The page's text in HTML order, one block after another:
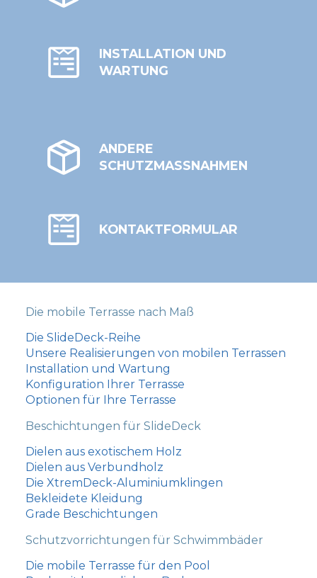
INSTALLATION UND
WARTUNG
ANDERE
SCHUTZMASSNAHMEN
KONTAKTFORMULAR
Die mobile Terrasse nach Maß
Die SlideDeck-Reihe
Unsere Realisierungen von mobilen Terrassen
Installation und Wartung
Konfiguration Ihrer Terrasse
Optionen für Ihre Terrasse
Beschichtungen für SlideDeck
Dielen aus exotischem Holz
Dielen aus Verbundholz
Die XtremDeck-Aluminiumklingen
Bekleidete Kleidung
Grade Beschichtungen
Schutzvorrichtungen für Schwimmbäder
Die mobile Terrasse für den Pool